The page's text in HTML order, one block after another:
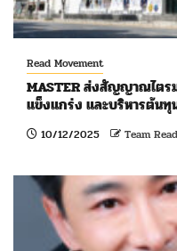
Read Movement
MASTER ส่งสัญญาณไตร
แข็งแกร่ง และบริหารต้นทุ
10/12/2025 Team